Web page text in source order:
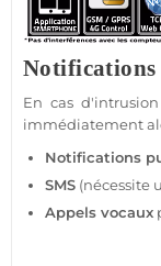
Notifications
En cas
immédiatement
Notifications
SMS (nécessite
Appels vocaux